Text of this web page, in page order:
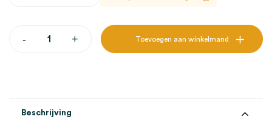
-
1,
+ Toevoegen aan winkelmand
Beschrijving